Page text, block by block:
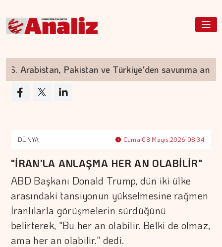
S. Arabistan, Pakistan ve Türkiye'den savunma
DÜNYA Cuma 08 Mayıs 2026 08:34
"İRAN'LA ANLAŞMA HER AN OLABİLİR"
ABD Başkanı Donald Trump, dün iki ülke
arasındaki tansiyonun yükselmesine rağmen
İranlılarla görüşmelerin sürdüğünü
belirterek, "Bu her an olabilir. Belki de olmaz,
ama her an olabilir." dedi.